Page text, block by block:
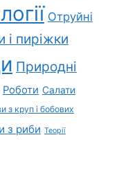
Отруйні
і пиріжки
Природні
Роботи Салати
з круп і бобових
з риби Теорії